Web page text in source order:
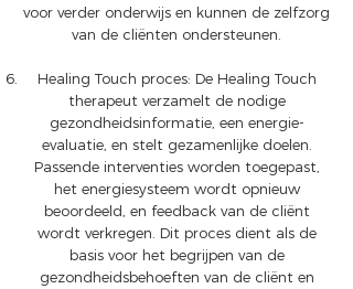
voor verder onderwijs en kunnen de zelfzorg
van de cliënten ondersteunen.
Healing Touch proces: De Healing Touch
therapeut verzamelt de nodige
gezondheidsinformatie, een energie-
evaluatie, en stelt gezamenlijke doelen.
Passende interventies worden toegepast,
het energiesysteem wordt opnieuw
beoordeeld, en feedback van de cliënt
wordt verkregen. Dit proces dient als de
basis voor het begrijpen van de
gezondheidsbehoeften van de cliënt en